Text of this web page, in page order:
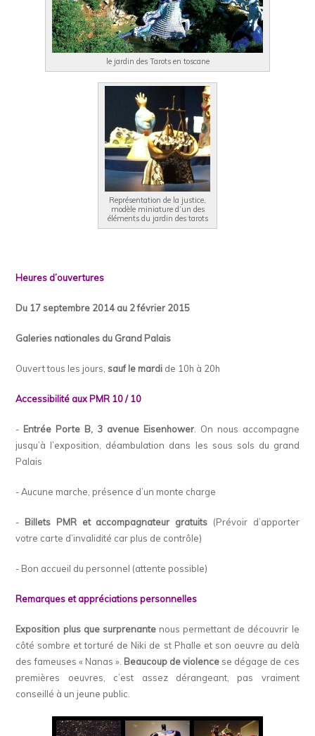
le jardin des Tarots en toscane
Représentation de la justice,
modèle miniature d’un des
éléments du jardin des tarots
Heures d’ouvertures
Du 17 septembre 2014 au 2 février 2015
Galeries nationales du Grand Palais
Ouvert tous les jours,sauf le mardi de 10h à 20h
Accessibilité aux PMR 10 / 10
- Entrée Porte B, 3 avenue Eisenhower. On nous accompagne
jusqu’à l’exposition, déambulation dans les sous sols du grand
Palais
- Aucune marche, présence d’un monte charge
- Billets PMR et accompagnateur gratuits (Prévoir d’apporter
votre carte d’invalidité car plus de contrôle)
- Bon accueil du personnel (attente possible)
Remarques et appréciations personnelles
Exposition plus que surprenantenous permettant de découvrir le
côté sombre et torturé de Niki de st Phalle et son oeuvre au delà
des fameuses « Nanas ». Beaucoup de violencese dégage de ces
premières oeuvres, c’est assez dérangeant, pas vraiment
conseillé à un jeune public.